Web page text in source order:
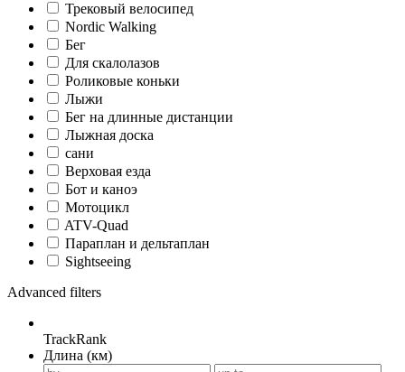
Трековый велосипед
Nordic Walking
Бег
Для скалолазов
Роликовые коньки
Лыжи
Бег на длинные дистанции
Лыжная доска
сани
Верховая езда
Бот и каноэ
Мотоцикл
ATV-Quad
Параплан и дельтаплан
Sightseeing
Advanced filters
TrackRank
Длина (км)